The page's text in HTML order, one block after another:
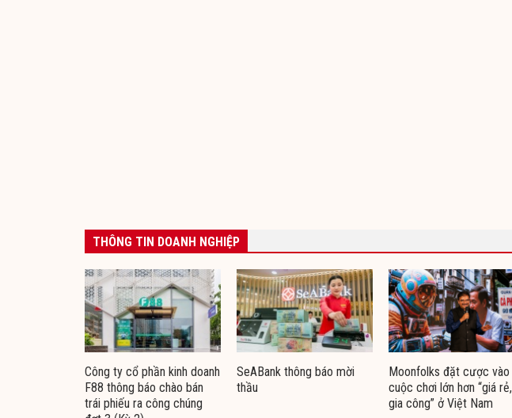
THÔNG TIN DOANH NGHIỆP
Công ty cổ phần kinh doanh
F88 thông báo chào bán
trái phiếu ra công chúng
SeABank thông báo mời
thầu
Moonfolks đặt cược vào
cuộc chơi lớn hơn “giá rẻ,
gia công” ở Việt Nam